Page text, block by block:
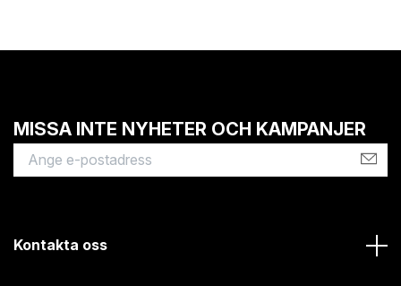
MISSA INTE NYHETER OCH KAMPANJER
Kontakta oss